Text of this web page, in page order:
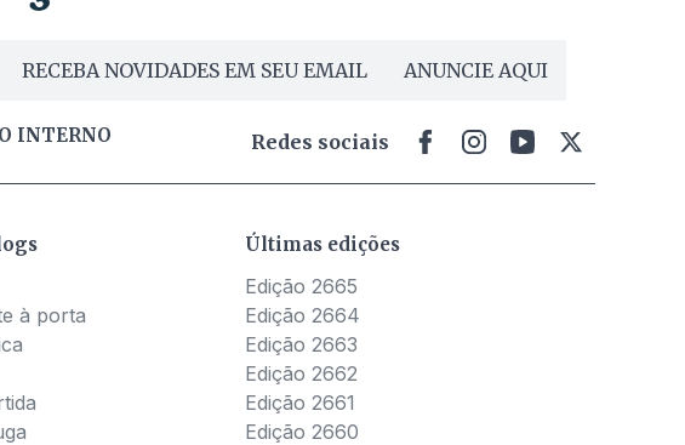
RECEBA NOVIDADES EM SEU EMAIL ANUNCIE AQUI
INTERNO Redes sociais
à porta
Últimas edições
Edição 2665
Edição 2664
Edição 2663
Edição 2662
Edição 2661
Edição 2660